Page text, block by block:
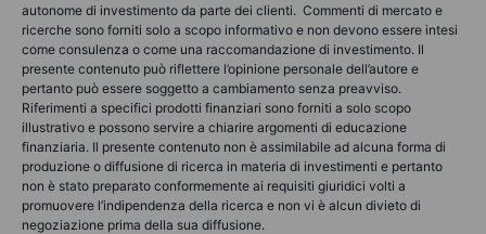
autonome di investimento da parte dei clienti. Commenti di mercato e
ricerche sono forniti solo a scopo informativo e non devono essere intesi
come consulenza o come una raccomandazione di investimento. Il
presente contenuto può riflettere l’opinione personale dell’autore e
pertanto può essere soggetto a cambiamento senza preavviso.
Riferimenti a specifici prodotti finanziari sono forniti a solo scopo
illustrativo e possono servire a chiarire argomenti di educazione
finanziaria. Il presente contenuto non è assimilabile ad alcuna forma di
produzione o diffusione di ricerca in materia di investimenti e pertanto
non è stato preparato conformemente ai requisiti giuridici volti a
promuovere l’indipendenza della ricerca e non vi è alcun divieto di
negoziazione prima della sua diffusione.